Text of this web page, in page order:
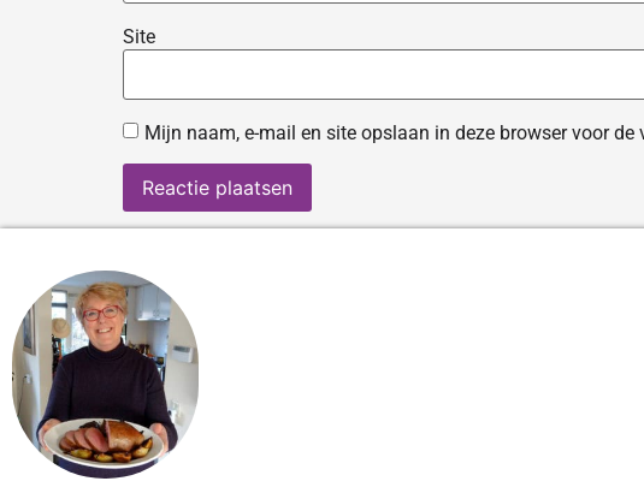
Site
Mijn naam, e-mail en site opslaan in deze browser voor